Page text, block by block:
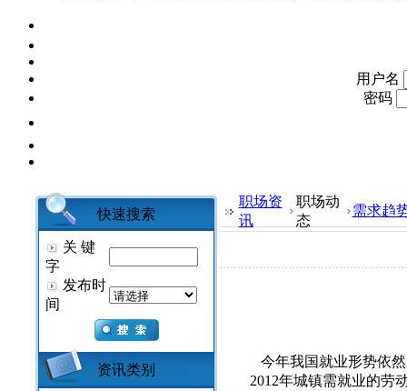
用户名
密码
快速搜索
关 键
字
发布时
间
资讯类别
职场资
讯
职场动
态
需求趋
今年我国就业形势依
2012年城镇需就业的劳